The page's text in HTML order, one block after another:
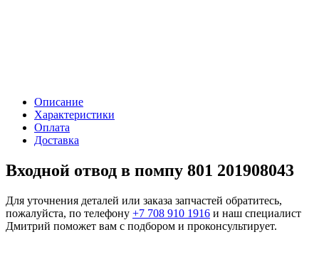
Описание
Характеристики
Оплата
Доставка
Входной отвод в помпу 801 201908043
Для уточнения деталей или заказа запчастей обратитесь,
пожалуйста, по телефону +7 708 910 1916 и наш специалист
Дмитрий поможет вам с подбором и проконсультирует.